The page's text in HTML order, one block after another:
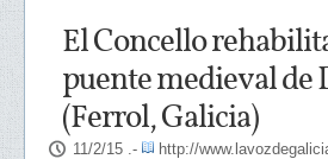
El Concello
puente medieval de
(Ferrol, Galicia)
11/2/15 .- http://